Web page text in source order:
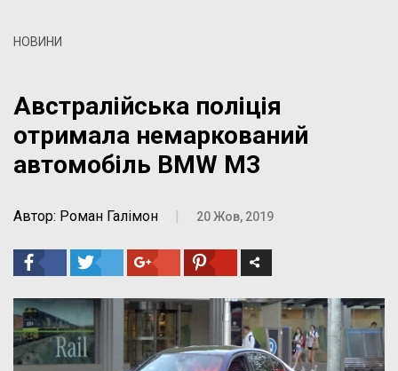
НОВИНИ
Австралійська поліція
отримала немаркований
автомобіль BMW M3
Автор: Роман Галімон 20 Жов, 2019